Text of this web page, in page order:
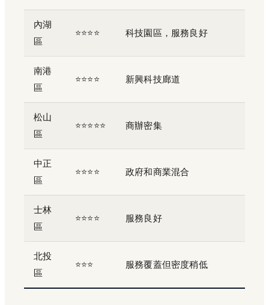
內湖
區
⭐⭐⭐⭐ 科技園區，服務良好
南港
區
⭐⭐⭐⭐ 新興科技廊道
松山
區
⭐⭐⭐⭐⭐ 商辦密集
中正
區
⭐⭐⭐⭐ 政府和商業混合
士林
區
⭐⭐⭐⭐ 服務良好
北投
區
⭐⭐⭐ 服務覆蓋但密度稍低